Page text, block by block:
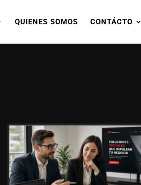
QUIENES SOMOS CONTÁCTO